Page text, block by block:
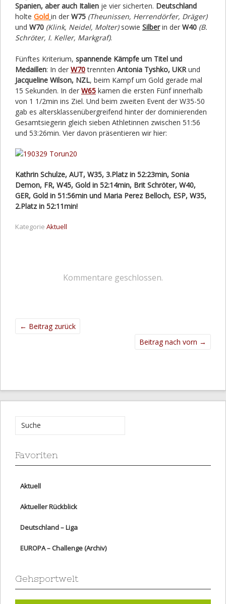
Spanien, aber auch Italien je vier sicherten. Deutschland
holte Gold in der W75 (Theunissen, Herrendörfer, Dräger)
und W70 (Klink, Neidel, Molter)sowie Silberin der W40 (B.
Schröter, I. Keller, Markgraf).
Fünftes Kriterium, spannende Kämpfe um Titel und
Medaillen: In der W70trennten Antonia Tyshko, UKR und
Jacqueline Wilson, NZL, beim Kampf um Gold gerade mal
15 Sekunden. In der W65 kamen die ersten Fünf innerhalb
von 1 1/2min ins Ziel. Und beim zweiten Event der W35-50
gab es altersklassenübergreifend hinter der dominierenden
Gesamtsiegerin gleich sieben Athletinnen zwischen 51:56
und 53:26min. Vier davon präsentieren wir hier:
Kathrin Schulze, AUT, W35, 3.Platz in 52:23min, Sonia
Demon, FR, W45, Gold in 52:14min, Brit Schröter, W40,
GER, Gold in 51:56min und Maria Perez Belloch, ESP, W35,
2.Platz in 52:11min!
Kategorie Aktuell
Kommentare geschlossen.
← Beitrag zurück
Beitrag nach vorn →
Favoriten
Aktuell
Aktueller Rückblick
Deutschland – Liga
EUROPA – Challenge (Archiv)
Gehsportwelt